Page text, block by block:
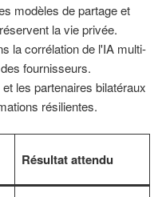
modèles de partage et
la vie privée.
la corrélation de l'IA multi-
fournisseurs.
les partenaires bilatéraux
résilientes.
Résultat attendu